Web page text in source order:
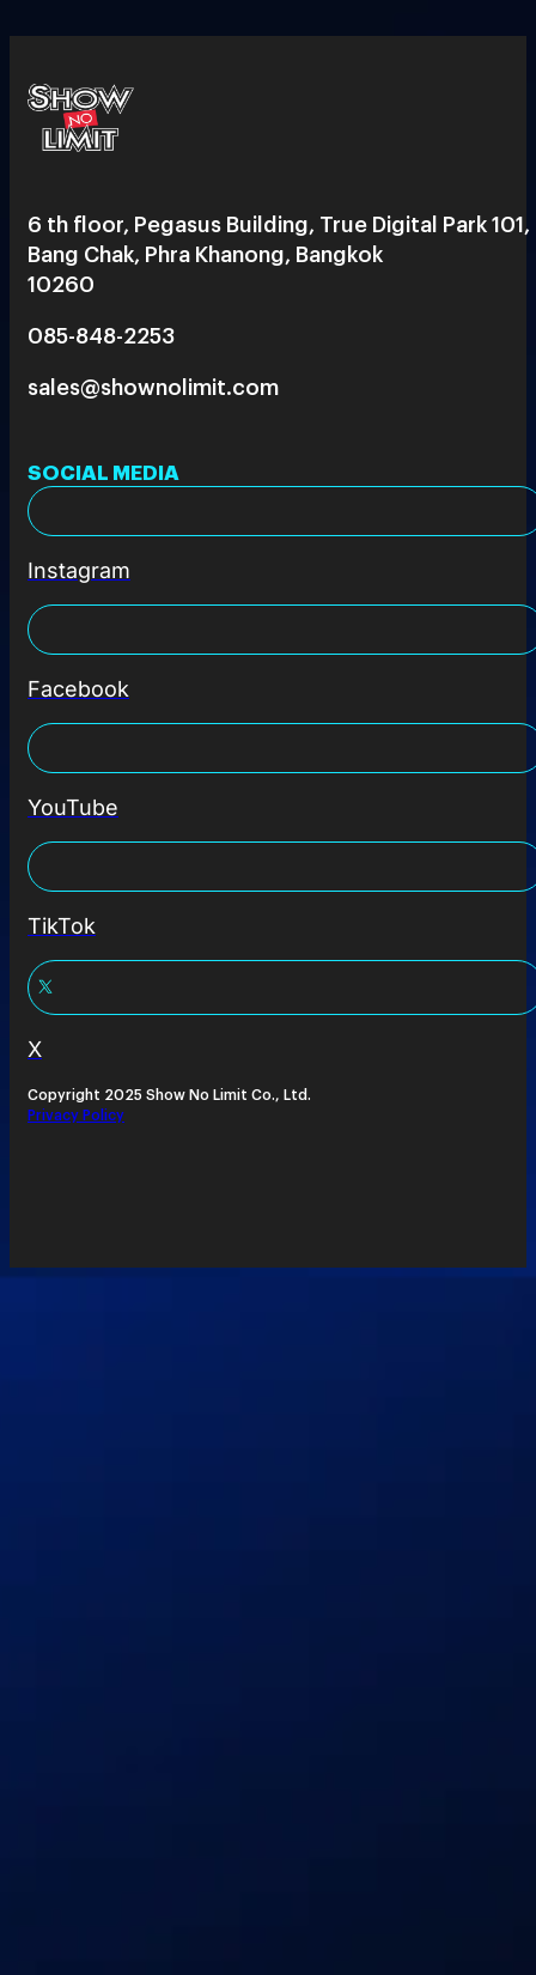
6 th floor, Pegasus Building, True Digital Park 101,
Bang Chak, Phra Khanong, Bangkok
10260
085-848-2253
sales@shownolimit.com
SOCIAL MEDIA
Instagram
Facebook
YouTube
TikTok
X
Copyright 2025 Show No Limit Co., Ltd.
Privacy Policy